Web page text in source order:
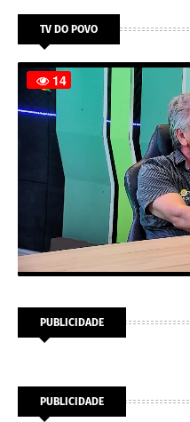
TV DO POVO
PUBLICIDADE
PUBLICIDADE